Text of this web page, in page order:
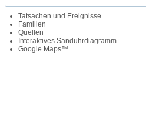
Tatsachen und Ereignisse
Familien
Quellen
Interaktives Sanduhrdiagramm
Google Maps™